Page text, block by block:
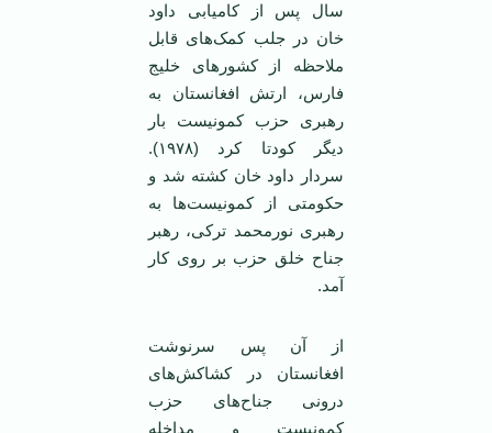
سال پس از کامیابی داود
خان در جلب کمک‌های قابل
ملاحظه از کشورهای خلیج
فارس، ارتش افغانستان به
رهبری حزب کمونیست بار
دیگر کودتا کرد (١٩٧٨).
سردار داود خان کشته شد و
حکومتی از کمونیست‌ها به
رهبری نورمحمد ترکی، رهبر
جناح خلق حزب بر روی کار
آمد.
از آن پس سرنوشت
افغانستان در کشاکش‌های
درونی جناح‌های حزب
کمونیست و مداخله